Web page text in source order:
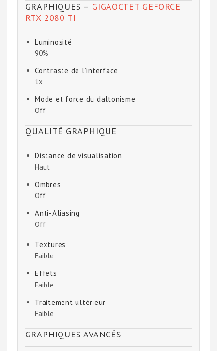
GRAPHIQUES – GIGAOCTET GEFORCE
RTX 2080 TI
Luminosité
90%
Contraste de l’interface
1x
Mode et force du daltonisme
Off
QUALITÉ GRAPHIQUE
Distance de visualisation
Haut
Ombres
Off
Anti-Aliasing
Off
Textures
Faible
Effets
Faible
Traitement ultérieur
Faible
GRAPHIQUES AVANCÉS